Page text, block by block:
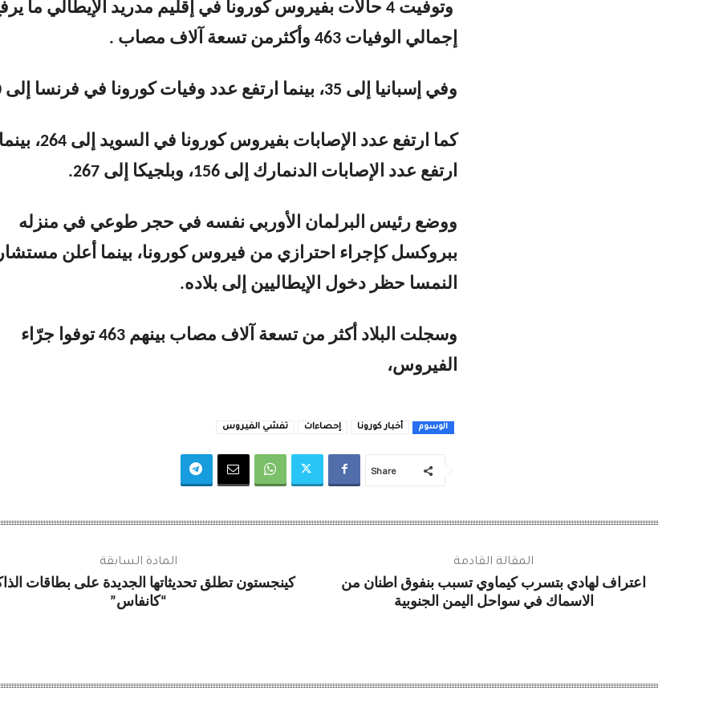
وتوفيت 4 حالات بفيروس كورونا في إقليم مدريد الإيطالي ما
إجمالي الوفيات 463 وأكثرمن تسعة آلاف مصاب .
وفي إسبانيا إلى 35، بينما ارتفع عدد وفيات كورونا في فرنسا إلى 30.
كما ارتفع عدد الإصابات بفيروس كورونا في السويد إلى
ارتفع عدد الإصابات الدنمارك إلى 156، وبلجيكا إلى 267.
ووضع رئيس البرلمان الأوربي نفسه في حجر طوعي في منزله
ببروكسل كإجراء احترازي من فيروس كورونا، بينما أعلن
النمسا حظر دخول الإيطاليين إلى بلاده.
وسجلت البلاد أكثر من تسعة آلاف مصاب بينهم 463 توفوا جرّاء
الفيروس،
الوسوم أخبار كورونا إحصاءات تفشي الفيروس
Share
المادة السابقة
كينجستون تطلق تحديثاتها الجديدة على بطاقات
“كانفاس”
المقالة القادمة
اعتراف لهادي بتسرب كيماوي تسبب بنفوق اطنان من
الاسماك في سواحل اليمن الجنوبية